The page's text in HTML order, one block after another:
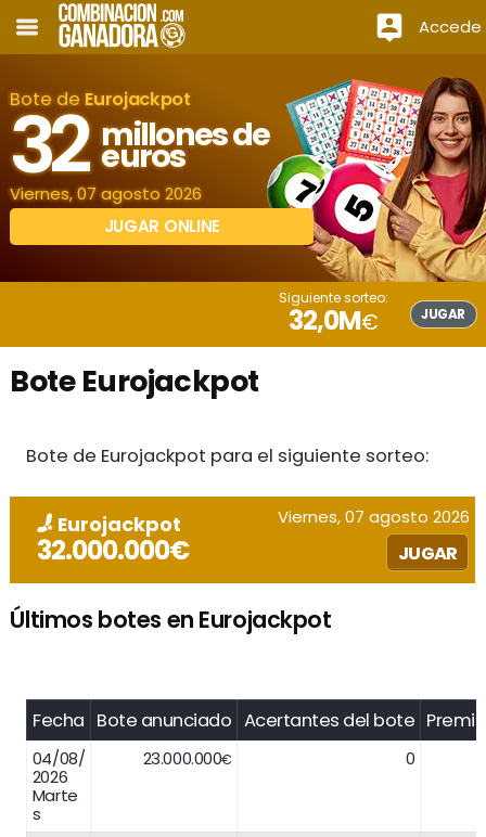
Accede
Bote de Eurojackpot
32 millones de
euros
Viernes, 07 agosto 2026
JUGAR ONLINE
Siguiente sorteo:
32,0M€ JUGAR
Bote Eurojackpot
Bote de Eurojackpot para el siguiente sorteo:
Eurojackpot
32.000.000€
Viernes, 07 agosto 2026
JUGAR
Últimos botes en Eurojackpot
Fecha Bote anunciado Acertantes del bote
04/08/
2026
Marte
s
23.000.000€ 0